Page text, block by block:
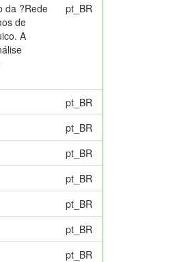
da ?Rede
de
A
pt_BR
pt_BR
pt_BR
pt_BR
pt_BR
pt_BR
pt_BR
pt_BR